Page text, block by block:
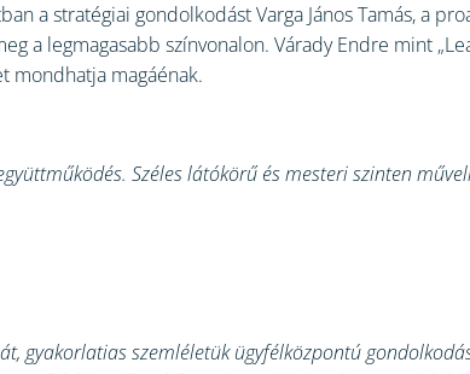
a stratégiai gondolkodást Varga János Tamás, a
a legmagasabb színvonalon. Várady Endre mint
mondhatja magáénak.
Széles látókörű és mesteri szinten
gyakorlatias szemléletük ügyfélközpontú